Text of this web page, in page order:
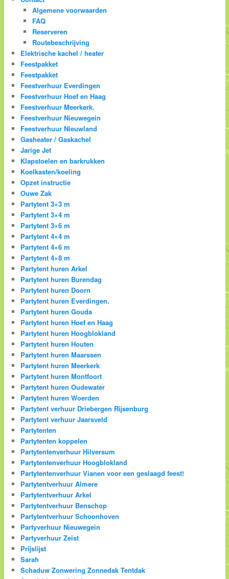
Algemene voorwaarden
FAQ
Reserveren
Routebeschrijving
Elektrische kachel / heater
Feestpakket
Feestpakket
Feestverhuur Everdingen
Feestverhuur Hoef en Haag
Feestverhuur Meerkerk.
Feestverhuur Nieuwegein
Feestverhuur Nieuwland
Gasheater / Gaskachel
Jarige Jet
Klapstoelen en barkrukken
Koelkasten/koeling
Opzet instructie
Ouwe Zak
Partytent 3×3 m
Partytent 3×4 m
Partytent 3×6 m
Partytent 4×4 m
Partytent 4×6 m
Partytent 4×8 m
Partytent huren Arkel
Partytent huren Burendag
Partytent huren Doorn
Partytent huren Everdingen.
Partytent huren Gouda
Partytent huren Hoef en Haag
Partytent huren Hoogblokland
Partytent huren Houten
Partytent huren Maarssen
Partytent huren Meerkerk
Partytent huren Montfoort
Partytent huren Oudewater
Partytent huren Woerden
Partytent verhuur Driebergen Rijsenburg
Partytent verhuur Jaarsveld
Partytenten
Partytenten koppelen
Partytentenverhuur Hilversum
Partytentenverhuur Hoogblokland
Partytentenverhuur Vianen voor een geslaagd feest!
Partytentverhuur Almere
Partytentverhuur Arkel
Partytentverhuur Benschop
Partytentverhuur Schoonhoven
Partyverhuur Nieuwegein
Partyverhuur Zeist
Prijslijst
Sarah
Schaduw Zonwering Zonnedak Tentdak